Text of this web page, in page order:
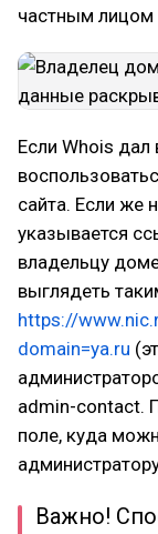
частным лицом
Если Whois
сайта. Если же
указывается
владельцу
выглядеть
https://
domain=ya.ru
admin-contact.
поле, куда
Важно!